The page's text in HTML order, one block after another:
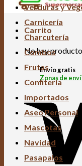
Carrito
No hay
Envío gratis
Zonas de
Verduras y
Carnicería
Charcutería
Combos
Frutas
Confitería
Importados
Aseo Personal
Mascotas
Navidad
Pasapalos